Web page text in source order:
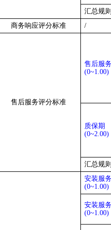
汇总规
商务响应评分标准 /
售后服务评分标准
售后服
(0~1.00)
质保期
(0~2.00)
汇总规
安装服
(0~1.00)
安装服
(0~1.00)